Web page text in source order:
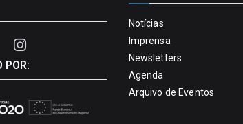
POR:
Notícias
Imprensa
Newsletters
Agenda
Arquivo de Eventos